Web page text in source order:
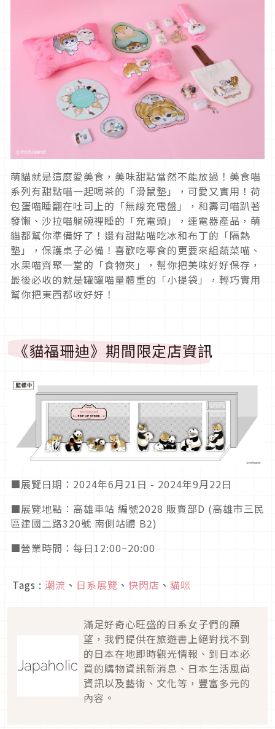
萌貓就是這麼愛美食，美味甜點當然不能放過！美食喵
系列有甜點喵一起喝茶的「滑鼠墊」，可愛又實用！荷
包蛋喵睡翻在吐司上的「無線充電盤」，和壽司喵趴著
發懶、沙拉喵躺碗裡睡的「充電頭」，連電器產品，萌
貓都幫你準備好了！還有甜點喵吃冰和布丁的「隔熱
墊」，保護桌子必備！喜歡吃零食的更要來組蔬菜喵、
水果喵齊聚一堂的「食物夾」，幫你把美味好好保存，
最後必收的就是罐罐喵量體重的「小提袋」，輕巧實用
幫你把東西都收好好！
《貓福珊迪》期間限定店資訊
■展覽日期：2024年6月21日 - 2024年9月22日
■展覽地點：高雄車站 編號2028 販賣部D (高雄市三民
區建國二路320號 南側站體 B2)
■營業時間：每日12:00~20:00
Tags : 潮流 、 日系展覽 、 快閃店 、 貓咪
滿足好奇心旺盛的日系女子們的願
望，我們提供在旅遊書上絕對找不到
的日本在地即時觀光情報、到日本必
買的購物資訊新消息、日本生活風尚
資訊以及藝術、文化等，豐富多元的
內容。